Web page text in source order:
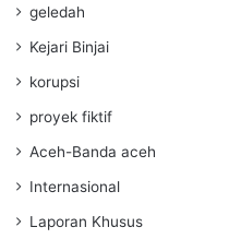
geledah
Kejari Binjai
korupsi
proyek fiktif
Aceh-Banda aceh
Internasional
Laporan Khusus